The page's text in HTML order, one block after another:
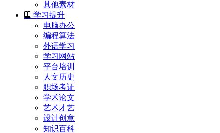
其他素材
学习提升
电脑办公
编程算法
外语学习
学习网站
平台培训
人文历史
职场考证
学术论文
艺术才艺
设计创意
知识百科